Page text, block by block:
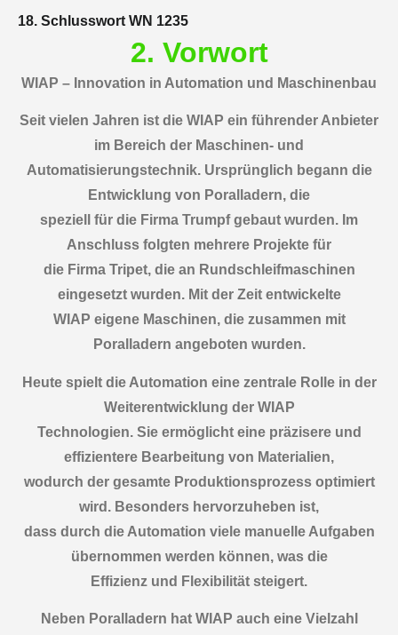
18. Schlusswort WN 1235
2. Vorwort
WIAP – Innovation in Automation und Maschinenbau
Seit vielen Jahren ist die WIAP ein führender Anbieter
im Bereich der Maschinen- und
Automatisierungstechnik. Ursprünglich begann die
Entwicklung von Poralladern, die
speziell für die Firma Trumpf gebaut wurden. Im
Anschluss folgten mehrere Projekte für
die Firma Tripet, die an Rundschleifmaschinen
eingesetzt wurden. Mit der Zeit entwickelte
WIAP eigene Maschinen, die zusammen mit
Poralladern angeboten wurden.
Heute spielt die Automation eine zentrale Rolle in der
Weiterentwicklung der WIAP
Technologien. Sie ermöglicht eine präzisere und
effizientere Bearbeitung von Materialien,
wodurch der gesamte Produktionsprozess optimiert
wird. Besonders hervorzuheben ist,
dass durch die Automation viele manuelle Aufgaben
übernommen werden können, was die
Effizienz und Flexibilität steigert.
Neben Poralladern hat WIAP auch eine Vielzahl